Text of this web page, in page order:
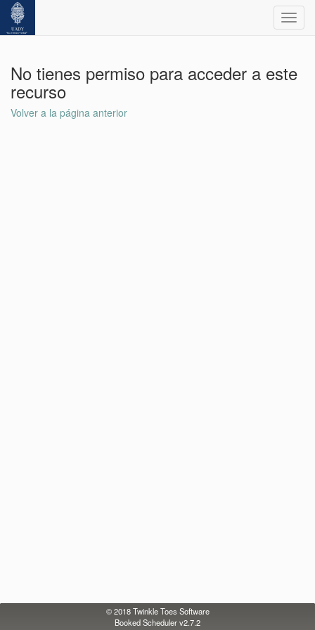
No tienes permiso para acceder a este
recurso
Volver a la página anterior
© 2018Twinkle Toes Software
Booked Scheduler v2.7.2